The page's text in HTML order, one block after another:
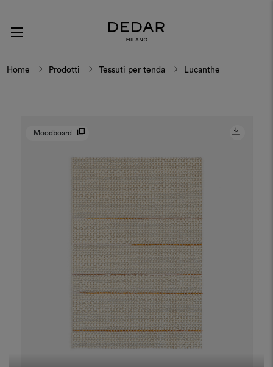
Home Prodotti Tessuti per tenda Lucanthe
Moodboard